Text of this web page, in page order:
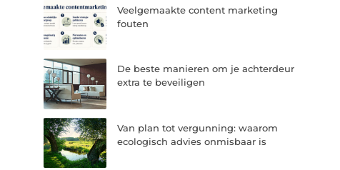
Veelgemaakte content marketing
fouten
De beste manieren om je achterdeur
extra te beveiligen
Van plan tot vergunning: waarom
ecologisch advies onmisbaar is